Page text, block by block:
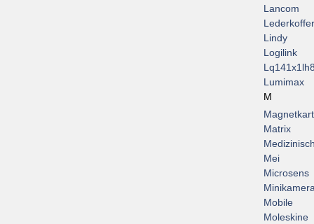
Lancom
Lederkoffer
Lindy
Logilink
Lumimax
M
Matrix
Mei
Microsens
Mobile
Moleskine